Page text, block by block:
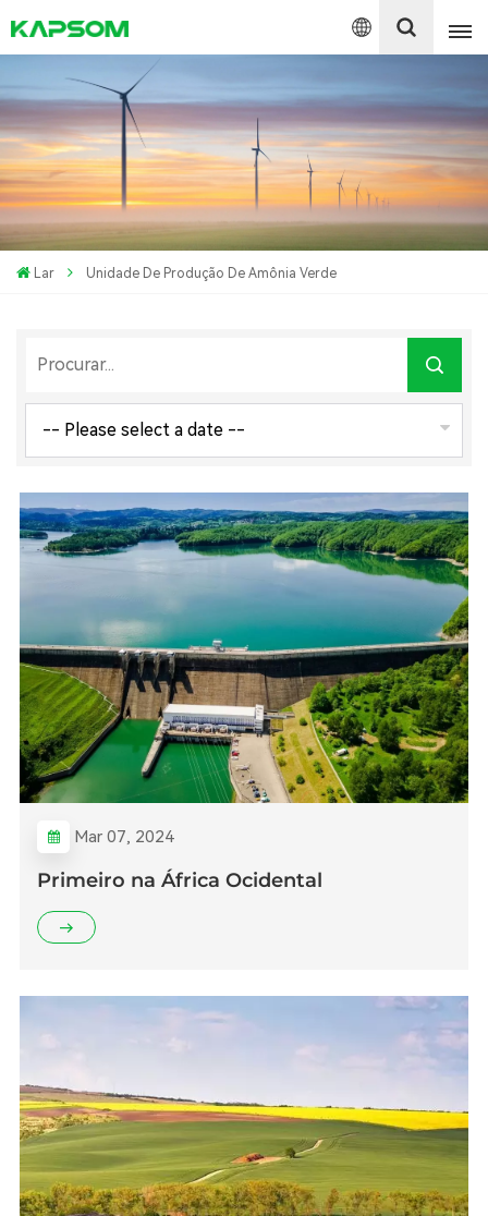
English
Español
Polski
Lar Unidade De Produção De Amônia Verde
Mar 07, 2024
Primeiro na África Ocidental